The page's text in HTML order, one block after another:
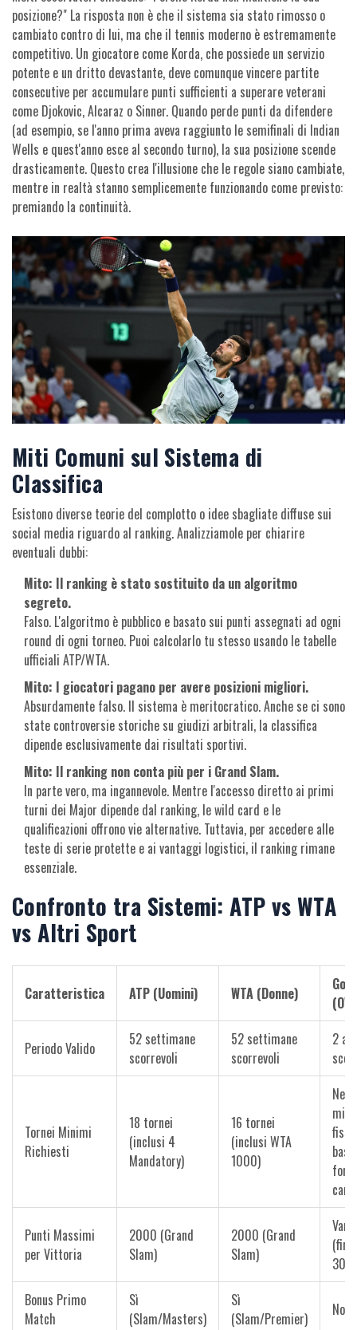
posizione?" La risposta non è che il sistema sia stato rimosso o
cambiato contro di lui, ma che il tennis moderno è estremamente
competitivo. Un giocatore come Korda, che possiede un servizio
potente e un dritto devastante, deve comunque vincere partite
consecutive per accumulare punti sufficienti a superare veterani
come Djokovic, Alcaraz o Sinner. Quando perde punti da difendere
(ad esempio, se l'anno prima aveva raggiunto le semifinali di Indian
Wells e quest'anno esce al secondo turno), la sua posizione scende
drasticamente. Questo crea l'illusione che le regole siano cambiate,
mentre in realtà stanno semplicemente funzionando come previsto:
premiando la continuità.
Miti Comuni sul Sistema di
Classifica
Esistono diverse teorie del complotto o idee sbagliate diffuse sui
social media riguardo al ranking. Analizziamole per chiarire
eventuali dubbi:
Mito: Il ranking è stato sostituito da un algoritmo
segreto.
Falso. L'algoritmo è pubblico e basato sui punti assegnati ad ogni
round di ogni torneo. Puoi calcolarlo tu stesso usando le tabelle
ufficiali ATP/WTA.
Mito: I giocatori pagano per avere posizioni migliori.
Absurdamente falso. Il sistema è meritocratico. Anche se ci sono
state controversie storiche su giudizi arbitrali, la classifica
dipende esclusivamente dai risultati sportivi.
Mito: Il ranking non conta più per i Grand Slam.
In parte vero, ma ingannevole. Mentre l'accesso diretto ai primi
turni dei Major dipende dal ranking, le wild card e le
qualificazioni offrono vie alternative. Tuttavia, per accedere alle
teste di serie protette e ai vantaggi logistici, il ranking rimane
essenziale.
Confronto tra Sistemi: ATP vs WTA
vs Altri Sport
Caratteristica ATP (Uomini) WTA (Donne)
Golf
Periodo Valido
52 settimane
scorrevoli
52 settimane
scorrevoli
2
Tornei Minimi
Richiesti
18 tornei
(inclusi 4
Mandatory)
16 tornei
(inclusi WTA
1000)
fisso,
forza
Punti Massimi
per Vittoria
2000 (Grand
Slam)
2000 (Grand
Slam)
(fino
30+)
Bonus Primo
Match
Sì
(Slam/Masters)
Sì
(Slam/Premier)
No